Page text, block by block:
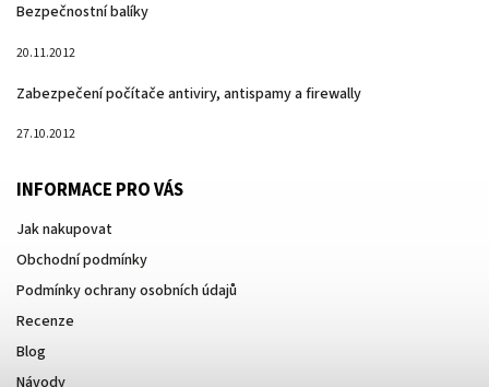
Bezpečnostní balíky
20.11.2012
Zabezpečení počítače antiviry, antispamy a firewally
27.10.2012
INFORMACE PRO VÁS
Jak nakupovat
Obchodní podmínky
Podmínky ochrany osobních údajů
Recenze
Blog